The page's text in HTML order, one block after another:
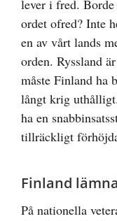
lever i fred.
ordet ofred? Inte
en av vårt lands
orden. Ryssland
måste Finland ha
långt krig
ha en
tillräckligt
Finland
På nationella